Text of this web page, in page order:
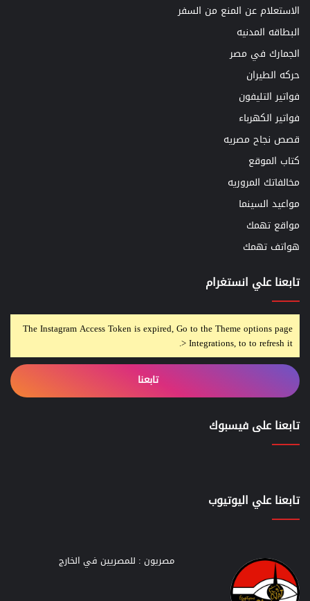
الاستعلام عن المنع من السفر
البطاقه المدنيه
الجمارك في مصر
حركه الطيران
فواتير التليفون
فواتير الكهرباء
قصص نجاح مصريه
كتاب الموقع
مخالفاتك المروريه
مواعيد السينما
مواقع تهمك
هواتف تهمك
تابعنا علي انستغرام
The Instagram Access Token is expired, Go to the Theme options page
> Integrations, to to refresh it.
تابعنا
تابعنا على فيسبوك
تابعنا علي اليوتيوب
مصريون : للمصريين في الخارج